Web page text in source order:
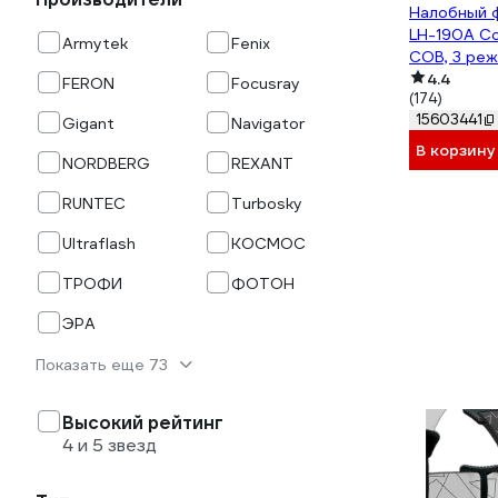
Armytek
Fenix
FERON
Focusray
Gigant
Navigator
NORDBERG
REXANT
RUNTEC
Turbosky
Ultraflash
КОСМОС
ТРОФИ
ФОТОН
ЭРА
Показать еще 73
Высокий рейтинг
4 и 5 звезд
Налобный
LH-190A
COB, 3
2200mAh
4.4
(174)
15603441
В корзину